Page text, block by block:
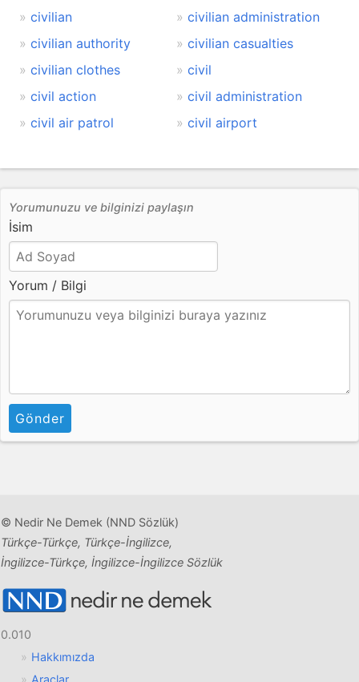
civilian
civilian administration
civilian authority
civilian casualties
civilian clothes
civil
civil action
civil administration
civil air patrol
civil airport
Yorumunuzu ve bilginizi paylaşın
İsim
Yorum / Bilgi
Gönder
© Nedir Ne Demek (NND Sözlük)
Türkçe-Türkçe, Türkçe-İngilizce,
İngilizce-Türkçe, İngilizce-İngilizce Sözlük
0.010
Hakkımızda
Araçlar